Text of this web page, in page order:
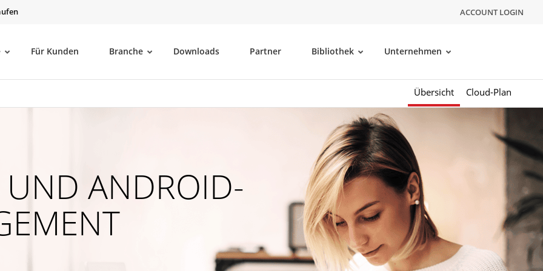
ACCOUNT LOGIN
Für Kunden Branche Downloads Partner Bibliothek Unternehmen
Übersicht Cloud-Plan
ANDROID-